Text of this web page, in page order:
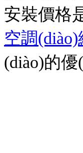
安裝價格
空調
(diào)的優